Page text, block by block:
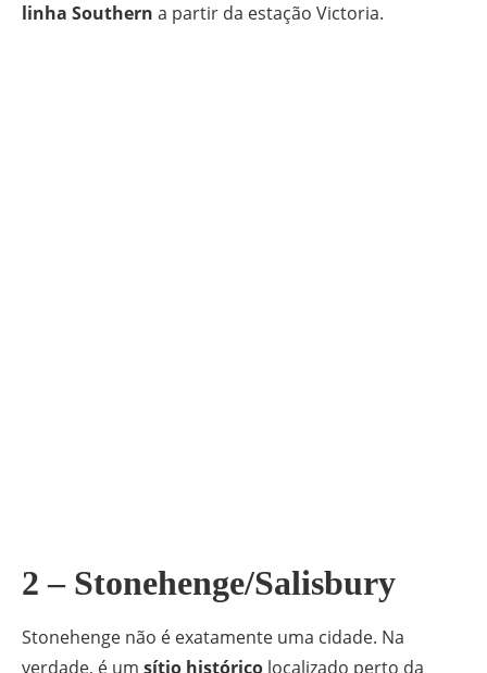
linha Southern a partir da estação Victoria.
2 – Stonehenge/Salisbury
Stonehenge não é exatamente uma cidade. Na
verdade, é um sítio histórico localizado perto da